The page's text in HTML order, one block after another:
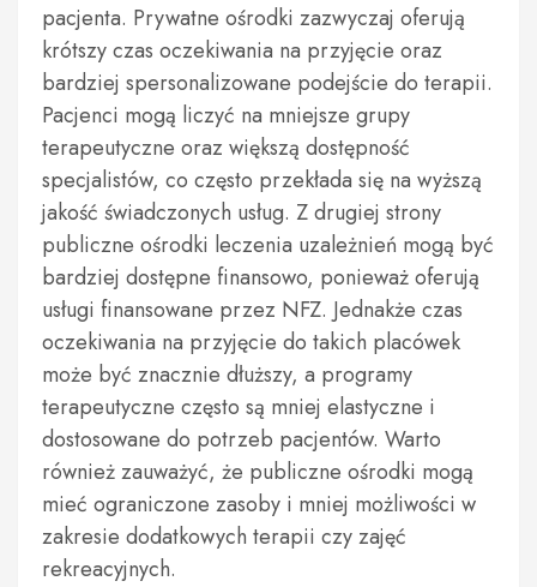
pacjenta. Prywatne ośrodki zazwyczaj oferują
krótszy czas oczekiwania na przyjęcie oraz
bardziej spersonalizowane podejście do terapii.
Pacjenci mogą liczyć na mniejsze grupy
terapeutyczne oraz większą dostępność
specjalistów, co często przekłada się na wyższą
jakość świadczonych usług. Z drugiej strony
publiczne ośrodki leczenia uzależnień mogą być
bardziej dostępne finansowo, ponieważ oferują
usługi finansowane przez NFZ. Jednakże czas
oczekiwania na przyjęcie do takich placówek
może być znacznie dłuższy, a programy
terapeutyczne często są mniej elastyczne i
dostosowane do potrzeb pacjentów. Warto
również zauważyć, że publiczne ośrodki mogą
mieć ograniczone zasoby i mniej możliwości w
zakresie dodatkowych terapii czy zajęć
rekreacyjnych.